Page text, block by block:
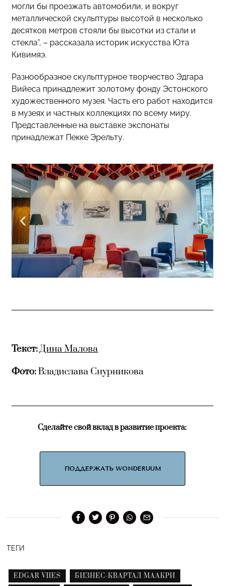
могли бы проезжать автомобили, и вокруг
металлической скульптуры высотой в несколько
десятков метров стояли бы высотки из стали и
стекла”, – рассказала историк искусства Юта
Кивимяэ.
Разнообразное скульптурное творчество Эдгара
Вийеса принадлежит золотому фонду Эстонского
художественного музея. Часть его работ находится
в музеях и частных коллекциях по всему миру.
Представленные на выставке экспонаты
принадлежат Пекке Эрельту.
Текст:Дина Малова
Фото:Владислава Снурникова
Сделайте свой вклад в развитие проекта:
ПОДДЕРЖАТЬ WONDERUUM
ТЕГИ
EDGAR VIIES
БИЗНЕС-КВАРТАЛ МААКРИ